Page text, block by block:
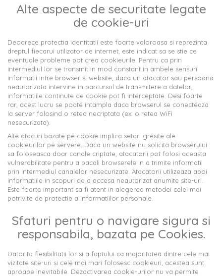
Alte aspecte de securitate legate
de cookie-uri
Deoarece protectia identitatii este foarte valoroasa si reprezinta
dreptul fiecarui utilizator de internet, este indicat sa se stie ce
eventuale probleme pot crea cookieurile. Pentru ca prin
intermediul lor se transmit in mod constant in ambele sensuri
informatii intre browser si website, daca un atacator sau persoana
neautorizata intervine in parcursul de transmitere a datelor,
informatiile continute de cookie pot fi interceptate. Desi foarte
rar, acest lucru se poate intampla daca browserul se conecteaza
la server folosind o retea necriptata (ex: o retea WiFi
nesecurizata).
Alte atacuri bazate pe cookie implica setari gresite ale
cookieurilor pe servere. Daca un website nu solicita browserului
sa foloseasca doar canale criptate, atacatorii pot folosi aceasta
vulnerabilitate pentru a pacali browserele in a trimite informatii
prin intermediul canalelor nesecurizate. Atacatorii utilizeaza apoi
informatiile in scopuri de a accesa neautorizat anumite site-uri.
Este foarte important sa fi atent in alegerea metodei celei mai
potrivite de protectie a informatiilor personale.
Sfaturi pentru o navigare sigura si
responsabila, bazata pe Cookies.
Datorita flexibilitatii lor si a faptului ca majoritatea dintre cele mai
vizitate site-uri si cele mai mari folosesc cookieuri, acestea sunt
aproape inevitabile. Dezactivarea cookie-urilor nu va permite